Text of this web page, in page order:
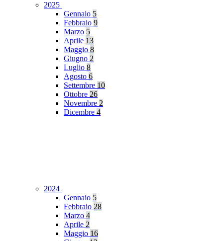
2025
Gennaio 5
Febbraio 9
Marzo 5
Aprile 13
Maggio 8
Giugno 2
Luglio 8
Agosto 6
Settembre 10
Ottobre 26
Novembre 2
Dicembre 4
2024
Gennaio 5
Febbraio 28
Marzo 4
Aprile 2
Maggio 16